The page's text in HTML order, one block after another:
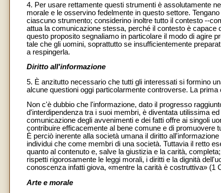
4. Per usare rettamente questi strumenti è assolutamente
morale e le osservino fedelmente in questo settore.
ciascuno strumento; considerino inoltre tutto il contesto --
attua la comunicazione stessa, perché il contesto è capace
questo proposito segnaliamo in particolare il modo di agire
tale che gli uomini, soprattutto se insufficientemente
a respingerla.
Diritto all'informazione
5. È anzitutto necessario che tutti gli interessati si formino
alcune questioni oggi particolarmente controverse. La
Non c'è dubbio che l'informazione, dato il progresso
d'interdipendenza tra i suoi membri, è diventata utilissima
comunicazione degli avvenimenti e dei fatti offre ai singoli
contribuire efficacemente al bene comune e di promuovere
È perciò inerente alla società umana il diritto
individui che come membri di una società. Tuttavia il retto
quanto al contenuto e, salve la giustizia e la carità,
rispetti rigorosamente le leggi morali, i diritti e la dignità
conoscenza infatti giova, «mentre la carità è costruttiva» (1
Arte e morale